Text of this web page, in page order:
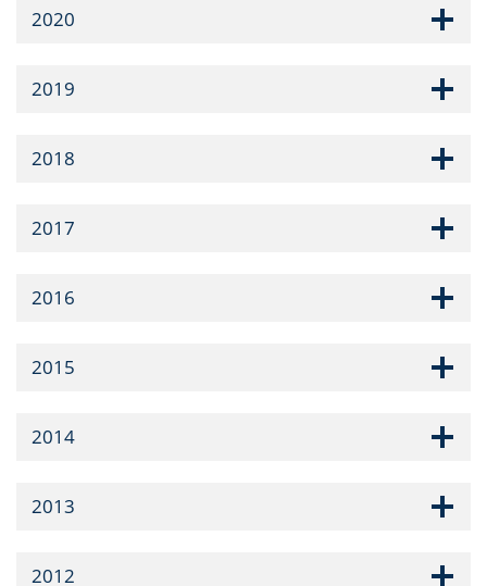
2020
2019
2018
2017
2016
2015
2014
2013
2012